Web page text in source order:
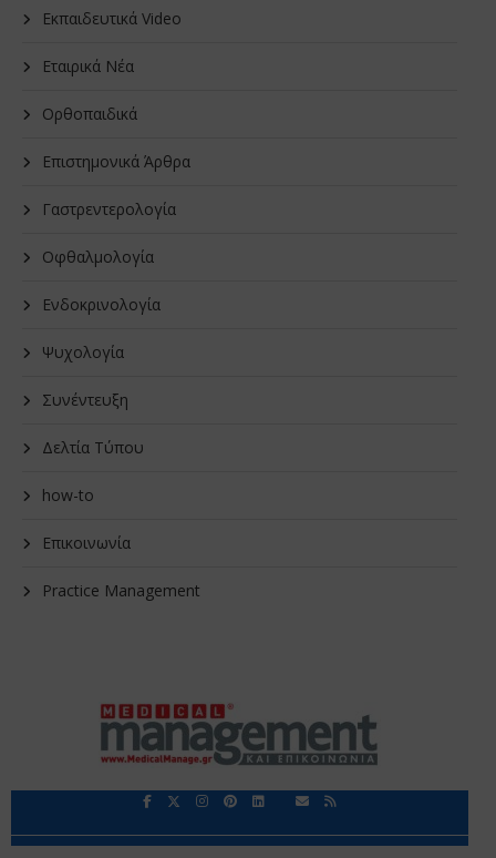
Εκπαιδευτικά Video
Εταιρικά Νέα
Oρθοπαιδικά
Επιστημονικά Άρθρα
Γαστρεντερολογία
Οφθαλμολογία
Ενδοκρινολογία
Ψυχολογία
Συνέντευξη
Δελτία Τύπου
how-to
Επικοινωνία
Practice Management